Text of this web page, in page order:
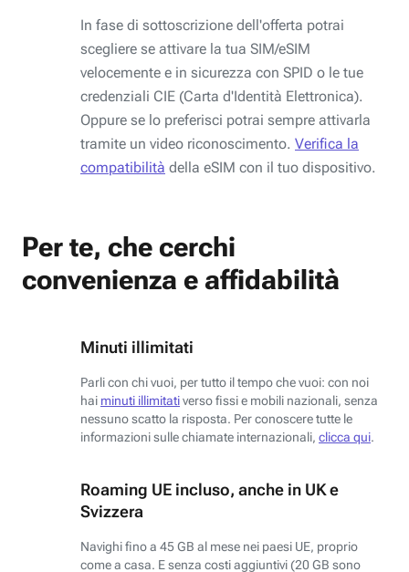
In fase di sottoscrizione dell'offerta potrai
scegliere se attivare la tua SIM/eSIM
velocemente e in sicurezza con SPID o le tue
credenziali CIE (Carta d'Identità Elettronica).
Oppure se lo preferisci potrai sempre attivarla
tramite un video riconoscimento. Verifica la
compatibilità della eSIM con il tuo dispositivo.
Per te, che cerchi
convenienza e affidabilità
Minuti illimitati
Parli con chi vuoi, per tutto il tempo che vuoi: con noi
hai minuti illimitativerso fissi e mobili nazionali, senza
nessuno scatto la risposta. Per conoscere tutte le
informazioni sulle chiamate internazionali, clicca qui.
Roaming UE incluso, anche in UK e
Svizzera
Navighi fino a 45 GB al mese nei paesi UE, proprio
come a casa. E senza costi aggiuntivi (20 GB sono